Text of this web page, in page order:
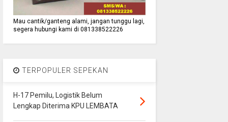
Mau cantik/ganteng alami, jangan tunggu lagi,
segera hubungi kami di 081338522226
TERPOPULER SEPEKAN
H-17 Pemilu, Logistik Belum
Lengkap Diterima KPU LEMBATA